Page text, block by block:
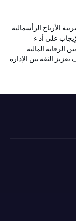
الأرباح الرأسمالية
على أداء
الرقابة المالية
الثقة بين الإدارة